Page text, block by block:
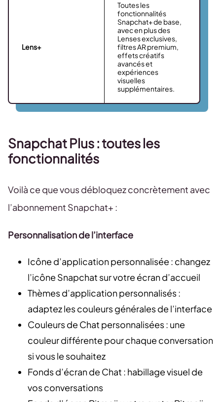
Lens+
Toutes les
fonctionnalités
Snapchat+ de base,
avec en plus des
Lenses exclusives,
filtres AR premium,
effets créatifs
avancés et
expériences
visuelles
supplémentaires.
Snapchat Plus : toutes les
fonctionnalités
Voilà ce que vous débloquez concrètement avec
l’abonnement Snapchat+ :
Personnalisation de l’interface
Icône d’application personnalisée : changez
l’icône Snapchat sur votre écran d’accueil
Thèmes d’application personnalisés :
adaptez les couleurs générales de l’interface
Couleurs de Chat personnalisées : une
couleur différente pour chaque conversation
si vous le souhaitez
Fonds d’écran de Chat : habillage visuel de
vos conversations